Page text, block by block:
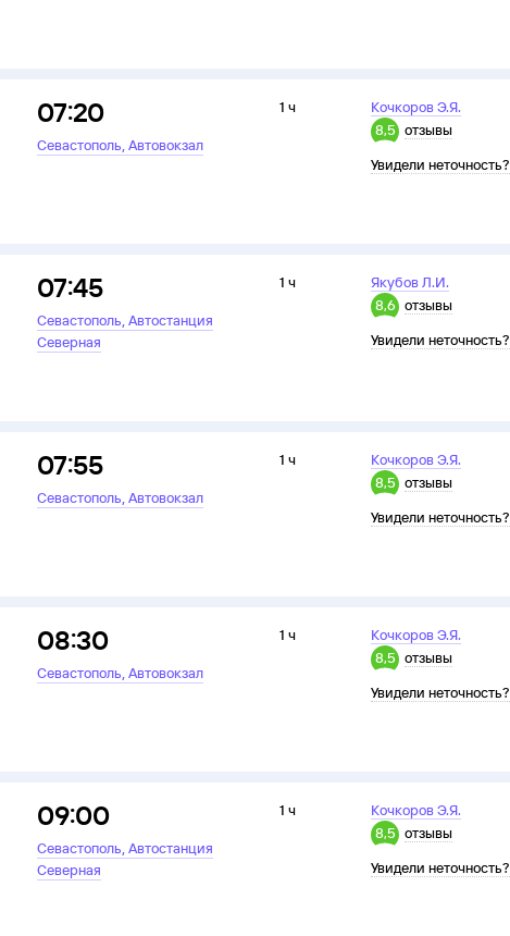
07:20
Севастополь,Автовокзал
1 ч
Кочкоров Э.Я.
8,5 отзывы
Увидели неточность?
07:45
Севастополь,Автостанция
Северная
1 ч
Якубов Л.И.
8,6 отзывы
Увидели неточность?
07:55
Севастополь,Автовокзал
1 ч
Кочкоров Э.Я.
8,5 отзывы
Увидели неточность?
08:30
Севастополь,Автовокзал
1 ч
Кочкоров Э.Я.
8,5 отзывы
Увидели неточность?
09:00
Севастополь,Автостанция
Северная
1 ч
Кочкоров Э.Я.
8,5 отзывы
Увидели неточность?